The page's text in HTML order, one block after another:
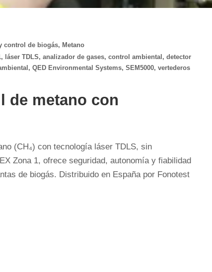
control de biogás, Metano
, láser TDLS, analizador de gases, control ambiental , detector
, QED Environmental Systems, SEM5000, vertederos
de metano con
(CH₄) con tecnología láser TDLS, sin
Zona 1, ofrece seguridad, autonomía y fiabilidad
de biogás. Distribuido en España por Fonotest